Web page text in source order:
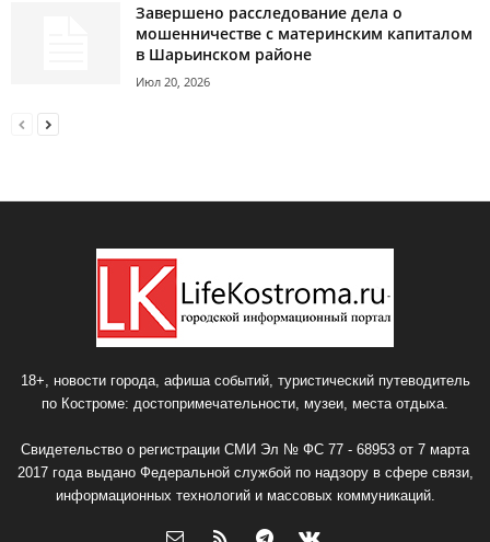
Завершено расследование дела о
мошенничестве с материнским капиталом
в Шарьинском районе
Июл 20, 2026
18+, новости города, афиша событий, туристический путеводитель
по Костроме: достопримечательности, музеи, места отдыха.
Свидетельство о регистрации СМИ Эл № ФС 77 - 68953 от 7 марта
2017 года выдано Федеральной службой по надзору в сфере связи,
информационных технологий и массовых коммуникаций.